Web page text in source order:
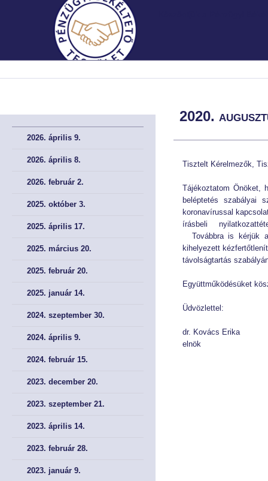
BEMUTATKOZÁS
A Testületről röviden
A Testület története
Müködési Rendünk
Éves Jelentéseink
Testület
Hivatal
Közös jogszabályok
BEMUTATKOZÁS
A Testületről röviden
A Testület története
Müködési Rendünk
Éves Jelentéseink
Testület
Hivatal
Közös jogszabályok
2026. április 9.
2026. április 8.
2026. február 2.
2025. október 3.
2025. április 17.
2025. március 20.
2025. február 20.
2025. január 14.
2024. szeptember 30.
2024. április 9.
2024. február 15.
2023. december 20.
2023. szeptember 21.
2023. április 14.
2023. február 28.
2023. január 9.
2020.
Tisztelt Kérelmezők,
Tájékoztatom Önöket,
beléptetés szabályai
koronavírussal
írásbeli
Továbbra is kérjük
kihelyezett
távolságtartás
Együttműködésüket
Üdvözlettel:
dr. Kovács Erika
elnök